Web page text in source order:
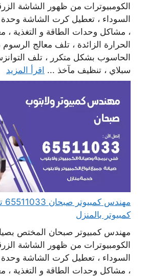
الكومبيوترات من ظهور الشاشة
السوداء ، تعطيل كرت الشاشة
، مشاكل وحدات الطاقة و التغذية ،
الحرارة الزائدة ، تلف معالج الرسوم
الحاسوب بشكل متكرر ، تلف
سبلاي ، تنظيف مآخذ ... اقرأ المزيد
كمبيوتر بالمنزل
مهندس كمبيوتر صبحان المختص
الكومبيوترات من ظهور الشاشة
السوداء ، تعطيل كرت الشاشة
، مشاكل وحدات الطاقة و التغذية ،